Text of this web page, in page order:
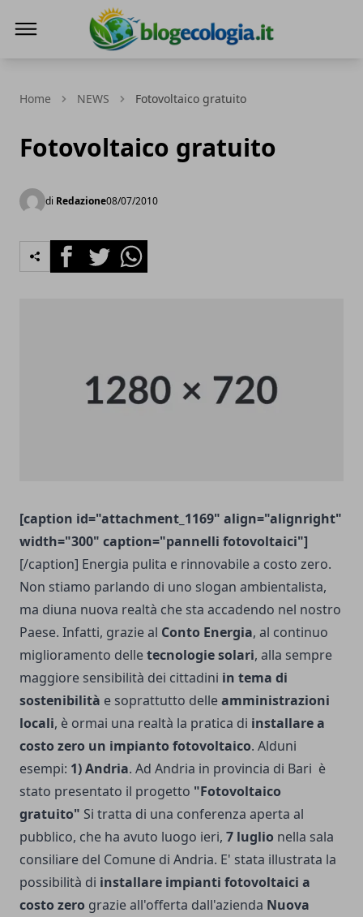
Home NEWS Fotovoltaico gratuito
Fotovoltaico gratuito
di Redazione08/07/2010
FacebookTwitterWhatsapp
[caption id="attachment_1169" align="alignright"
width="300" caption="pannelli fotovoltaici"]
[/caption] Energia pulita e rinnovabile a costo zero.
Non stiamo parlando di uno slogan ambientalista,
ma diuna nuova realtà che sta accadendo nel nostro
Paese. Infatti, grazie al Conto Energia, al continuo
miglioramento delletecnologie solari, alla sempre
maggiore sensibilità dei cittadini in tema di
sostenibilità e soprattutto delleamministrazioni
locali, è ormai una realtà la pratica di installare a
costo zero un impianto fotovoltaico. Alduni
esempi: 1) Andria. Ad Andria in provincia di Bari è
stato presentato il progetto "Fotovoltaico
gratuito" Si tratta di una conferenza aperta al
pubblico, che ha avuto luogo ieri, 7 luglio nella sala
consiliare del Comune di Andria. E' stata illustrata la
possibilità di installare impianti fotovoltaici a
costo zero grazie all'offerta dall'azienda Nuova